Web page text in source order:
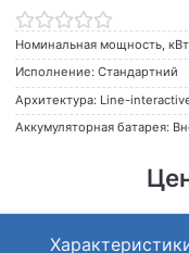
Номинальная мощность,
Исполнение: Стандартний
Архитектура: Line-
Аккумуляторная батарея: